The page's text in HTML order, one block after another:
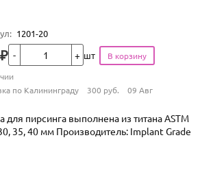
: 1201-20
₽ шт
доставки
по Калининграду 300 руб. 09 Авг
для пирсинга выполнена из титана ASTM
35, 40 мм Производитель: Implant Grade